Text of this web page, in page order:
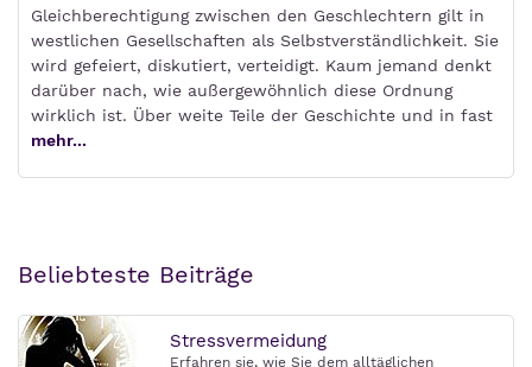
Gleichberechtigung zwischen den Geschlechtern gilt in
westlichen Gesellschaften als Selbstverständlichkeit. Sie
wird gefeiert, diskutiert, verteidigt. Kaum jemand denkt
darüber nach, wie außergewöhnlich diese Ordnung
wirklich ist. Über weite Teile der Geschichte und in fast
mehr...
Beliebteste Beiträge
Stressvermeidung
Erfahren sie, wie Sie dem alltäglichen